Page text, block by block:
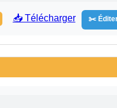
📥 Télécharger ✂️